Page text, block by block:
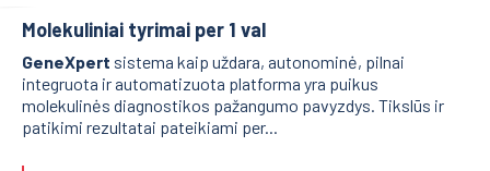
Molekuliniai tyrimai per 1 val
GeneXpert sistema kaip uždara, autonominė, pilnai
integruota ir automatizuota platforma yra puikus
molekulinės diagnostikos pažangumo pavyzdys. Tikslūs ir
patikimi rezultatai pateikiami per...